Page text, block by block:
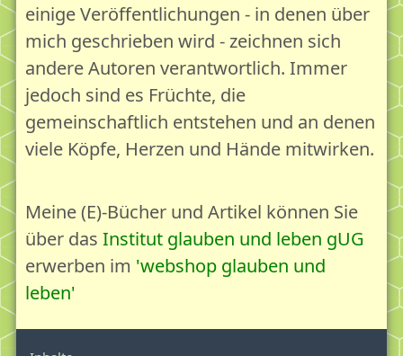
Leben und Reife 18plus - Das Online-Handbuch
Vorträge
Beratung
Beratung & Seelsorge
Beratung mit dem Leben&Reife18plus-Konzept
Zart besaitet - Beratung für Hochsensible
Beratung für Ihr Büro
Brückenzeit - Beratung vor und nach einer
Erntezeit55plus - Beratung für ein gutes Altern
einige Veröffentlichungen - in denen über
mich geschrieben wird - zeichnen sich
andere Autoren verantwortlich. Immer
jedoch sind es Früchte, die
gemeinschaftlich entstehen und an denen
viele Köpfe, Herzen und Hände mitwirken.
Meine (E)-Bücher und Artikel können Sie
über das Institut glauben und leben gUG
erwerben im webshop glauben und
leben